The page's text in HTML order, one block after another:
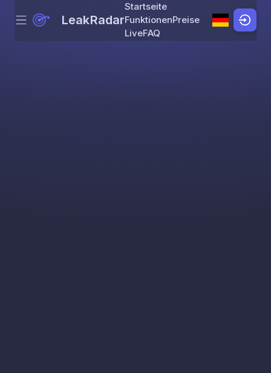
Skip to content
Menu LeakRadar
Startseite
FunktionenPreise
LiveFAQ